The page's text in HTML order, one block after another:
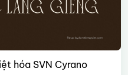
hóa SVN Cyrano